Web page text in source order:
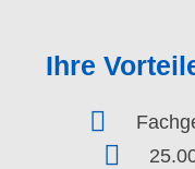
Ihre